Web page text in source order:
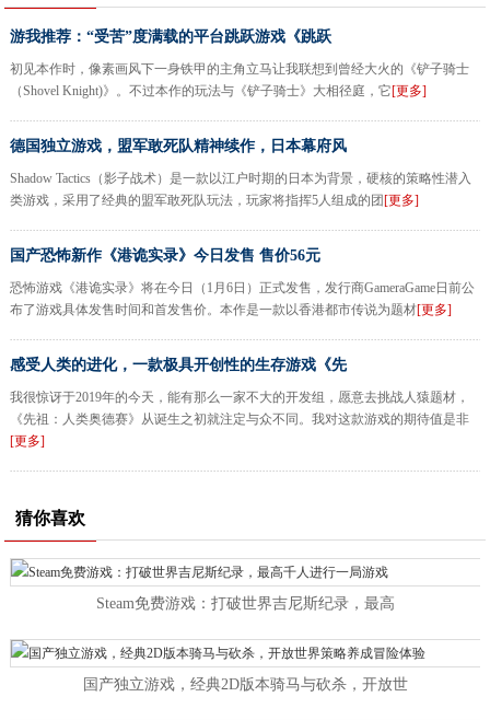
游我推荐：“受苦”度满载的平台跳跃游戏《跳跃
初见本作时，像素画风下一身铁甲的主角立马让我联想到曾经大火的《铲子骑士
（Shovel Knight)》。不过本作的玩法与《铲子骑士》大相径庭，它[更多]
德国独立游戏，盟军敢死队精神续作，日本幕府风
Shadow Tactics（影子战术）是一款以江户时期的日本为背景，硬核的策略性潜入
类游戏，采用了经典的盟军敢死队玩法，玩家将指挥5人组成的团 [更多]
国产恐怖新作《港诡实录》今日发售 售价56元
恐怖游戏《港诡实录》将在今日（1月6日）正式发售，发行商GameraGame日前公
布了游戏具体发售时间和首发售价。本作是一款以香港都市传说为题材[更多]
感受人类的进化，一款极具开创性的生存游戏《先
我很惊讶于2019年的今天，能有那么一家不大的开发组，愿意去挑战人猿题材，
《先祖：人类奥德赛》从诞生之初就注定与众不同。我对这款游戏的期待值是非
[更多]
猜你喜欢
Steam免费游戏：打破世界吉尼斯纪录，最高
国产独立游戏，经典2D版本骑马与砍杀，开放世